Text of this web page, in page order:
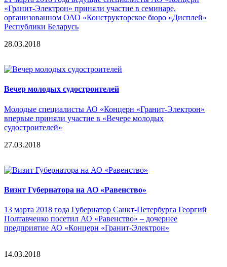
«Гранит-Электрон» приняли участие в семинаре,
организованном ОАО «Конструкторское бюро «Дисплей»
Республики Беларусь
28.03.2018
Вечер молодых судостроителей
Молодые специалисты АО «Концерн «Гранит-Электрон»
впервые приняли участие в «Вечере молодых
судостроителей»
27.03.2018
Визит Губернатора на АО «Равенство»
13 марта 2018 года Губернатор Санкт-Петербурга Георгий
Полтавченко посетил АО «Равенство» – дочернее
предприятие АО «Концерн «Гранит-Электрон»
14.03.2018